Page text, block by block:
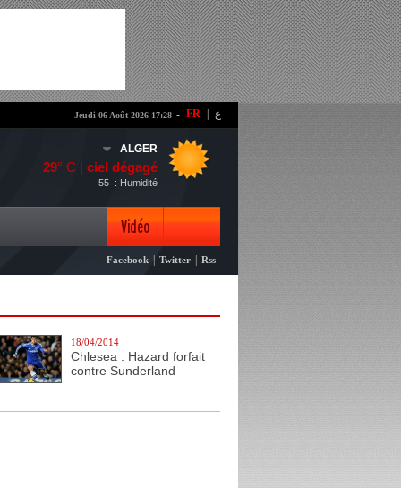
- FR ع Jeudi 06 Août 2026 17:28
ALGER
29° C | ciel dégagé
: Humidité
55
Vidéo
Photo
Facebook Twitter Rss
18/04/2014
Chlesea : Hazard forfait
contre Sunderland